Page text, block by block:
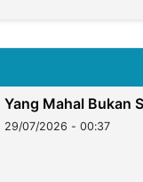
Yang Mahal Bukan
29/07/2026 - 00:37